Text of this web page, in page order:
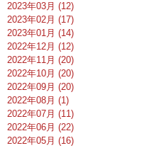
2023年03月 (12)
2023年02月 (17)
2023年01月 (14)
2022年12月 (12)
2022年11月 (20)
2022年10月 (20)
2022年09月 (20)
2022年08月 (1)
2022年07月 (11)
2022年06月 (22)
2022年05月 (16)